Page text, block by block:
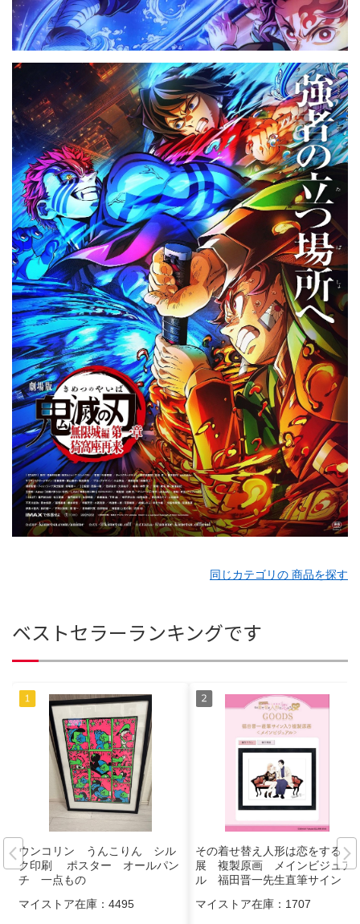
同じカテゴリの 商品を探す
ベストセラーランキングです
ウンコリン うんこりん シル
ク印刷 ポスター オールパン
チ 一点もの
マイストア在庫： 4495
その着せ替え人形は恋をする
展 複製原画 メインビジュア
ル 福田晋一先生直筆サイン
マイストア在庫： 1707